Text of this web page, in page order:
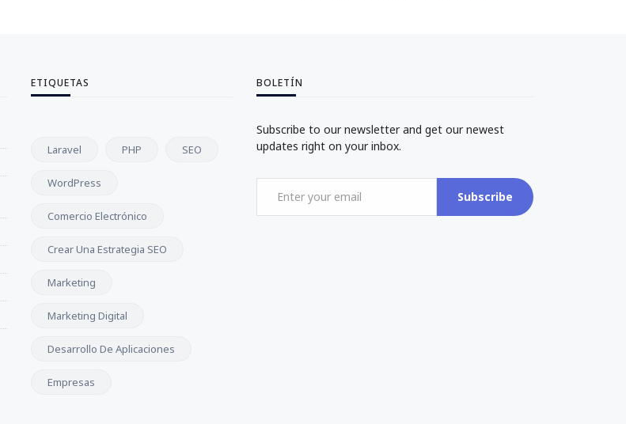
ETIQUETAS
Laravel PHP SEO
WordPress
Comercio Electrónico
Crear Una Estrategia SEO
Marketing
Marketing Digital
Desarrollo De Aplicaciones
Empresas
BOLETÍN
Subscribe to our newsletter and get our newest
updates right on your inbox.
Subscribe